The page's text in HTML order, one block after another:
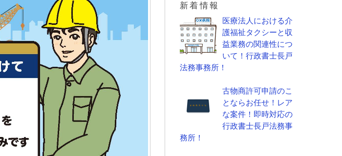
新着情報
医療法人における介
護福祉タクシーと収
益業務の関連性につ
いて！行政書士長戸
法務事務所！
古物商許可申請のこ
とならお任せ！レア
な案件！即時対応の
行政書士長戸法務事
務所！